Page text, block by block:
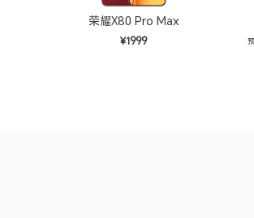
荣耀X80 Pro Max
¥1999